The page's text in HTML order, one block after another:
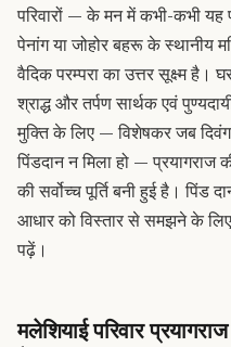
परिवारों — के मन में कभी-कभी
पेनांग या जोहोर बहरू के स्थानीय
वैदिक परम्परा का उत्तर सूक्ष्म है।
श्राद्ध और तर्पण सार्थक एवं
मुक्ति के लिए — विशेषकर जब
पिंडदान न मिला हो — प्रयागराज
की सर्वोच्च पूर्ति बनी हुई है। पिंड
आधार को विस्तार से समझने के
पढ़ें।
मलेशियाई परिवार